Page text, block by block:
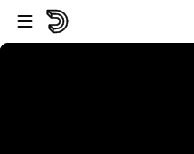
プレイヤーにスキップ
メインコンテンツにスキップ